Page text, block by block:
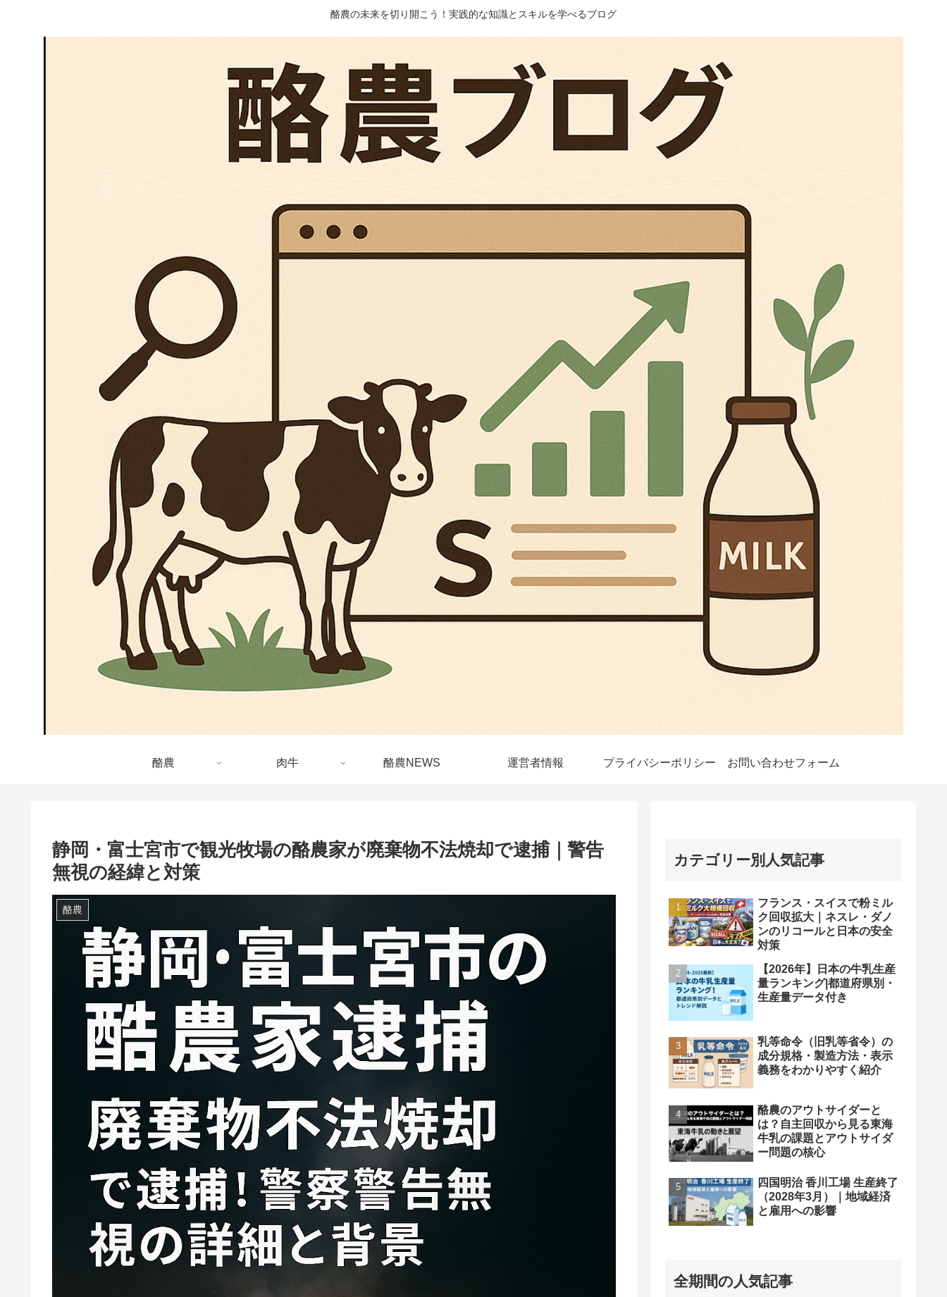
酪農の未来を切り開こう！実践的な知識とスキルを学べるブログ
酪農 肉牛 酪農NEWS 運営者情報 プライバシーポリシー お問い合わせフォーム
静岡・富士宮市で観光牧場の酪農家が廃棄物不法焼却で逮捕｜警告
無視の経緯と対策
酪農
カテゴリー別人気記事
フランス・スイスで粉ミル
ク回収拡大｜ネスレ・ダノ
ンのリコールと日本の安全
対策
【2026年】日本の牛乳生産
量ランキング|都道府県別・
生産量データ付き
乳等命令（旧乳等省令）の
成分規格・製造方法・表示
義務をわかりやすく紹介
酪農のアウトサイダーと
は？自主回収から見る東海
牛乳の課題とアウトサイダ
ー問題の核心
四国明治 香川工場 生産終了
（2028年3月）｜地域経済
と雇用への影響
全期間の人気記事